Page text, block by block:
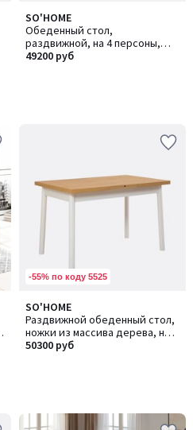
SO'HOME
Обеденный стол,
раздвижной, на 4 персоны,
Santiago Masa Atlantic /
49200 руб
-55% по коду 5525
SO'HOME
Раздвижной обеденный стол,
ножки из массива дерева, на 4
персоны, OliverOpen / Оливер
50300 руб